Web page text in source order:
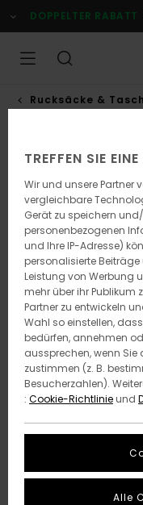
zur
Produktinformation
DOPPELTER RABATT
Rucksäcke &
TREFFEN SIE
Wir und unsere Partner
vergleichbare
Gerät zu speichern
personenbezogenen
und Ihre IP-Adresse)
personalisierte
Leistung von Werbung
mehr über ihr Publikum
Partner zu entwickeln
Wahl so einstellen,
bedürfen, annehmen
aussprechen, wenn
zustimmen (z. B.
Besucherzahlen).
: Cookie-Richtlinieund
Alle